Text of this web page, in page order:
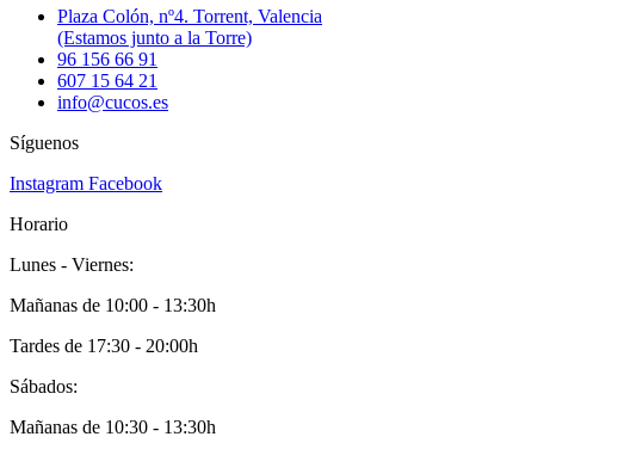
Plaza Colón, nº4. Torrent, Valencia
(Estamos junto a la Torre)
96 156 66 91
607 15 64 21
info@cucos.es
Síguenos
Instagram Facebook
Horario
Lunes - Viernes:
Mañanas de 10:00 - 13:30h
Tardes de 17:30 - 20:00h
Sábados:
Mañanas de 10:30 - 13:30h